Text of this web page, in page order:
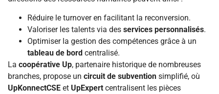
Réduire le turnover en facilitant la reconversion.
Valoriser les talents via des services personnalisés.
Optimiser la gestion des compétences grâce à un
tableau de bord centralisé.
La coopérative Up, partenaire historique de nombreuses
branches, propose un circuit de subvention simplifié, où
UpKonnectCSE et UpExpert centralisent les pièces